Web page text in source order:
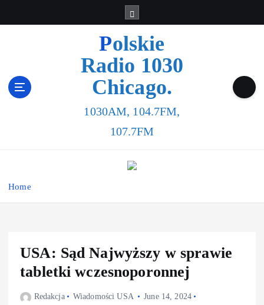
Polskie
Radio 1030
Chicago.
1030AM, 104.7FM,
107.7FM
Home
USA: Sąd Najwyższy w sprawie
tabletki wczesnoporonnej
Redakcja Wiadomości USA
June 14, 2024